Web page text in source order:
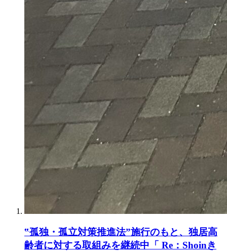
‟孤独・孤立対策推進法”施行のもと、独居高
齢者に対する取組みを継続中「 Re：Shoinき